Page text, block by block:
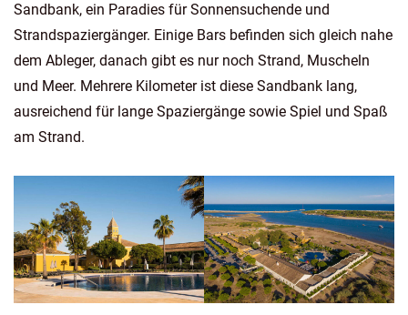
Sandbank, ein Paradies für Sonnensuchende und
Strandspaziergänger. Einige Bars befinden sich gleich nahe
dem Ableger, danach gibt es nur noch Strand, Muscheln
und Meer. Mehrere Kilometer ist diese Sandbank lang,
ausreichend für lange Spaziergänge sowie Spiel und Spaß
am Strand.